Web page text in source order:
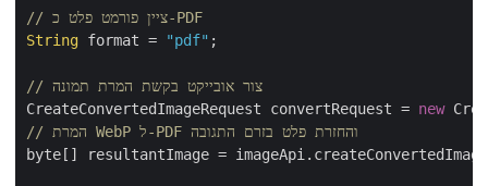
// ציין פורמט פלט כ-PDF
String format = "pdf" ;
// צור אובייקט בקשת המרת תמונה
CreateConvertedImageRequest convertRequest = new
// המרת WebP ל-PDF והחזרת פלט בזרם התגובה
byte[] resultantImage =